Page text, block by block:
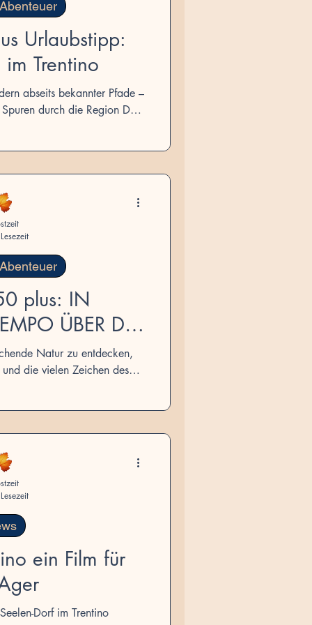
Urlaubstipp:
Trentino
abseits bekannter Pfade –
durch die Region Der
mehrere historische
für eine entschleunigte
Best-Ager 50plus ! Pilgern
Der San Vil
plus: IN
ÜBER DIE
TRENTINO
Natur zu entdecken,
die vielen Zeichen des
weltliche und geistliche
Bedeutung, die
alten Kontinents haben. Sie
Jahr über besu
ein Film für
Dorf im Trentino